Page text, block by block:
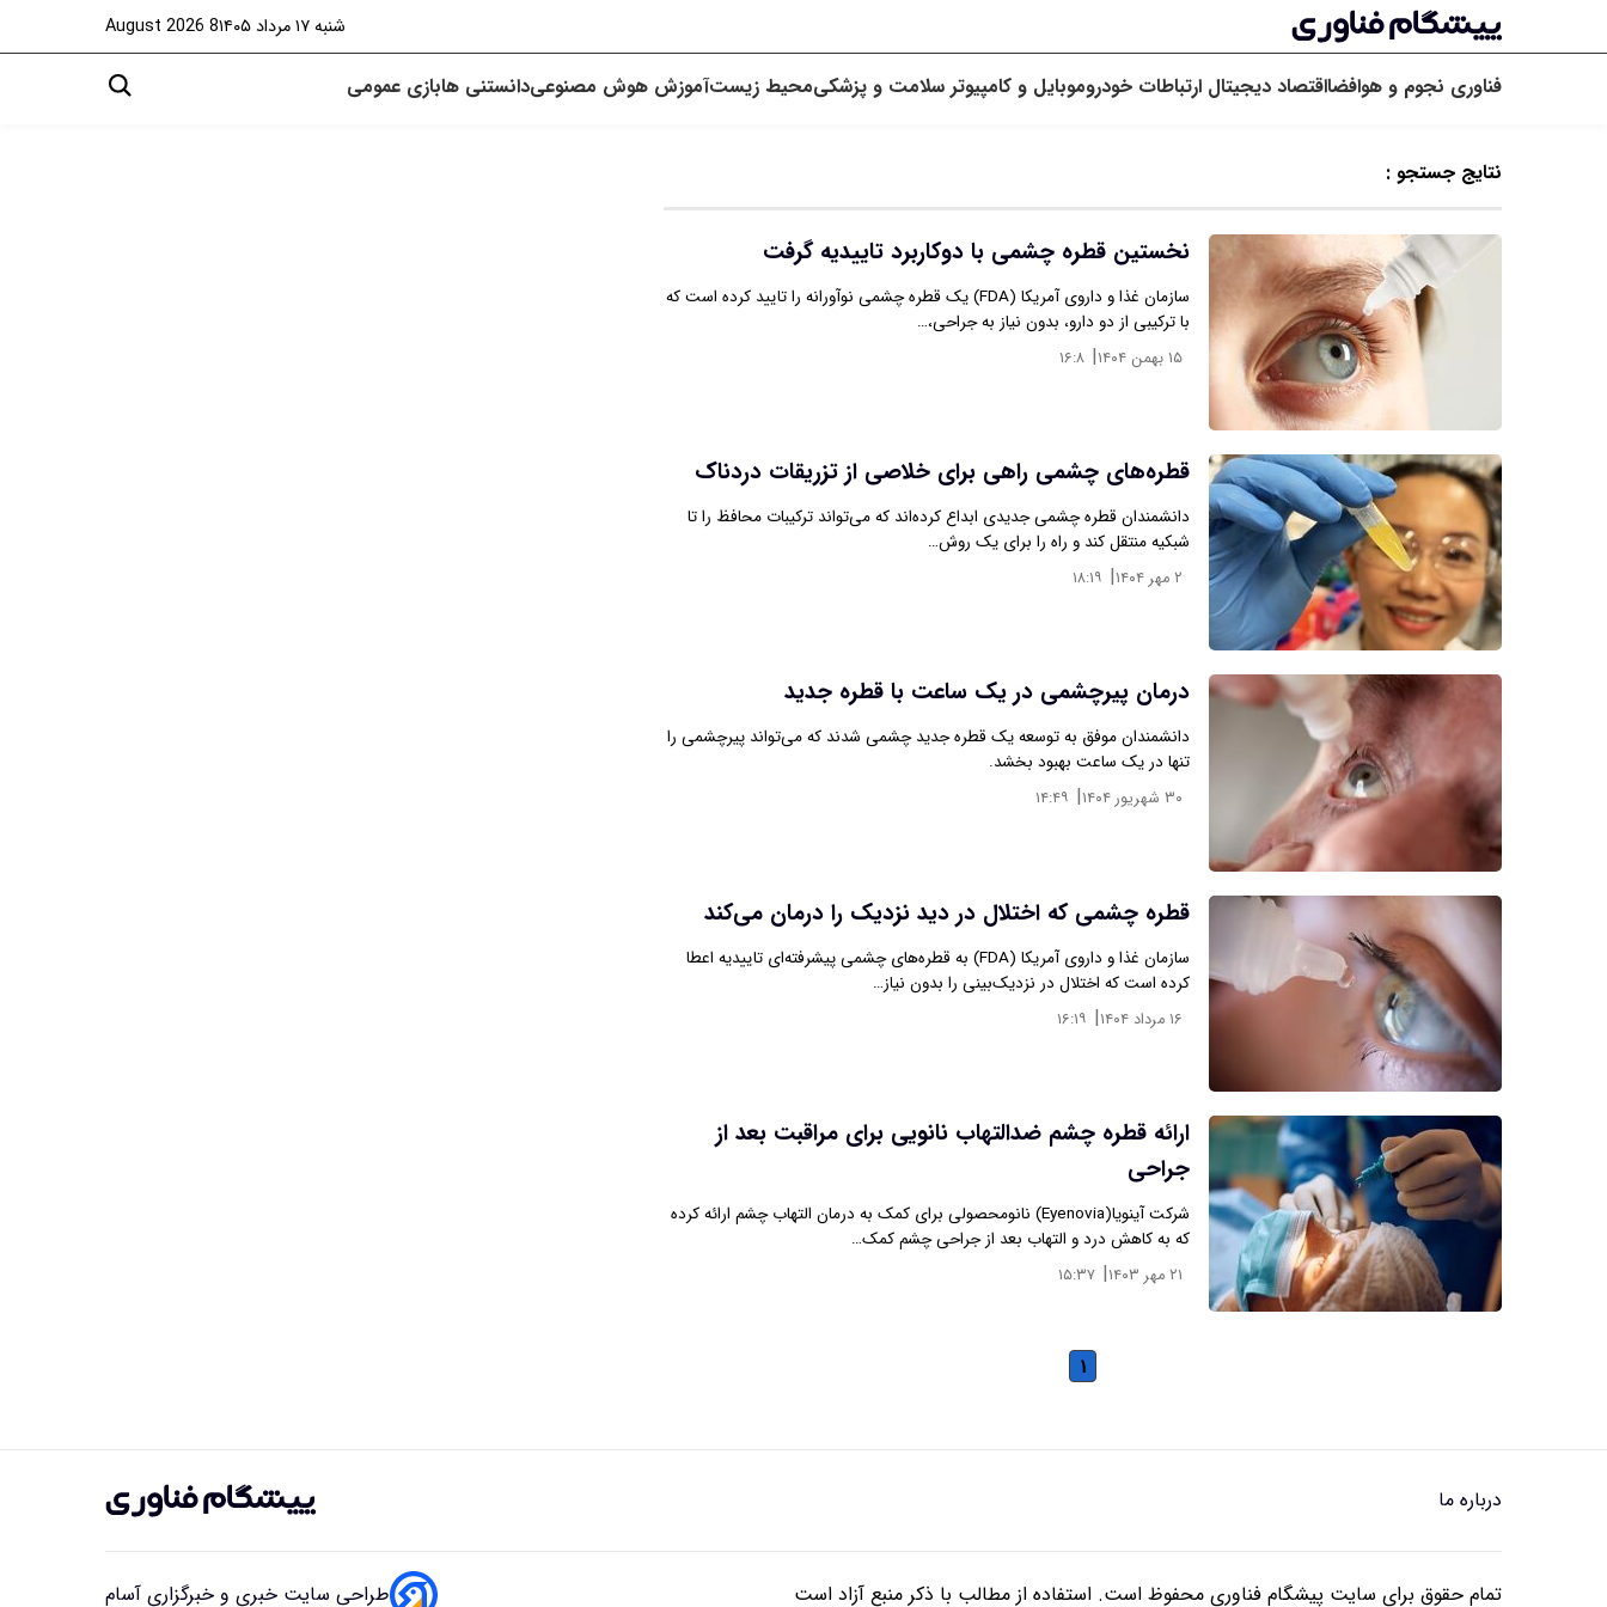
شنبه ۱۷ مرداد ۱۴۰۵ 8 August 2026
فناوری نجوم و هوافضااقتصاد دیجیتال ارتباطات خودروموبایل و کامپیوتر سلامت و پزشکیمحیط زیستآموزش هوش مصنوعیدانستنی هابازی عمومی
نتایج جستجو :
نخستین قطره چشمی با دوکاربرد تاییدیه گرفت
سازمان غذا و داروی آمریکا (FDA) یک قطره چشمی نوآورانه را تایید کرده است که
با ترکیبی از دو دارو، بدون نیاز به جراحی،…
۱۵ بهمن ۱۴۰۴ | ۱۶:۸
قطره‌های چشمی راهی برای خلاصی از تزریقات دردناک
دانشمندان قطره چشمی جدیدی ابداع کرده‌اند که می‌تواند ترکیبات محافظ را تا
شبکیه منتقل کند و راه را برای یک روش…
۲ مهر ۱۴۰۴ | ۱۸:۱۹
درمان پیرچشمی در یک ساعت با قطره جدید
دانشمندان موفق به توسعه یک قطره جدید چشمی شدند که می‌تواند پیرچشمی را
تنها در یک ساعت بهبود بخشد.
۳۰ شهریور ۱۴۰۴ | ۱۴:۴۹
قطره چشمی که اختلال در دید نزدیک را درمان می‌کند
سازمان غذا و داروی آمریکا (FDA) به قطره‌های چشمی پیشرفته‌ای تاییدیه اعطا
کرده است که اختلال در نزدیک‌بینی را بدون نیاز…
۱۶ مرداد ۱۴۰۴ | ۱۶:۱۹
ارائه قطره چشم ضدالتهاب نانویی برای مراقبت بعد از
جراحی
شرکت آینویا(Eyenovia) نانومحصولی برای کمک به درمان التهاب چشم ارائه کرده
که به کاهش درد و التهاب بعد از جراحی چشم کمک…
۲۱ مهر ۱۴۰۳ | ۱۵:۳۷
۱
درباره ما
تمام حقوق برای سایت پیشگام فناوری محفوظ است. استفاده از مطالب با ذکر منبع آزاد است طراحی سایت خبری و خبرگزاری آسام